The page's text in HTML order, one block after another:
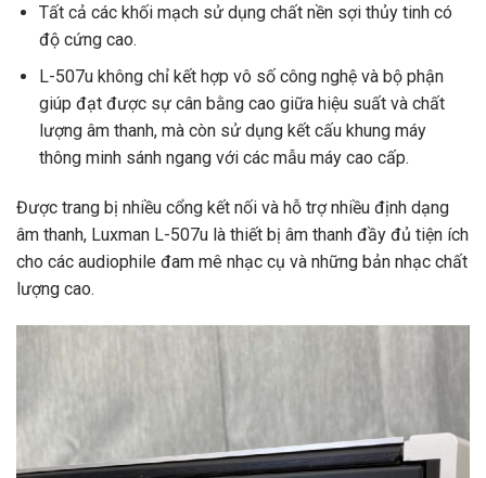
Tất cả các khối mạch sử dụng chất nền sợi thủy tinh có
độ cứng cao.
L-507u không chỉ kết hợp vô số công nghệ và bộ phận
giúp đạt được sự cân bằng cao giữa hiệu suất và chất
lượng âm thanh, mà còn sử dụng kết cấu khung máy
thông minh sánh ngang với các mẫu máy cao cấp.
Được trang bị nhiều cổng kết nối và hỗ trợ nhiều định dạng
âm thanh, Luxman L-507u là thiết bị âm thanh đầy đủ tiện ích
cho các audiophile đam mê nhạc cụ và những bản nhạc chất
lượng cao.